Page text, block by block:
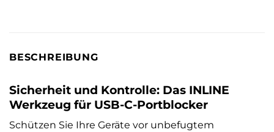
BESCHREIBUNG
Sicherheit und Kontrolle: Das INLINE
Werkzeug für USB-C-Portblocker
Schützen Sie Ihre Geräte vor unbefugtem